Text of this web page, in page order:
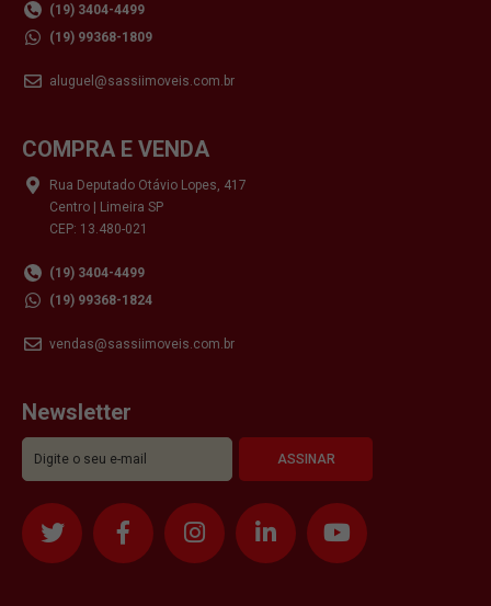
(19) 3404-4499
(19) 99368-1809
aluguel@sassiimoveis.com.br
COMPRA E VENDA
Rua Deputado Otávio Lopes, 417
Centro | Limeira SP
CEP: 13.480-021
(19) 3404-4499
(19) 99368-1824
vendas@sassiimoveis.com.br
Newsletter